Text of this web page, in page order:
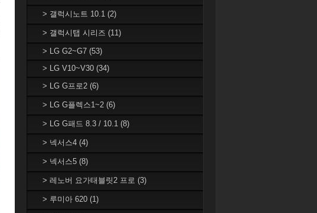
> 갤럭시노트 10.1 (2)
> 갤럭시탭 시리즈 (11)
> LG G2~G7 (53)
> LG V10~V30 (34)
> LG G프로2 (6)
> LG G플렉스1~2 (6)
> LG G패드 8.3 / 10.1 (8)
> 넥서스4 (4)
> 넥서스5 (8)
> 레노버 요가태블릿2 프로 (3)
> 루미아 620 (1)